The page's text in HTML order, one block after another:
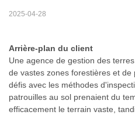
2025-04-28
Arrière-plan du client
Une agence de gestion des
de vastes zones forestières et
défis avec les méthodes
patrouilles au sol prenaient du
efficacement le terrain vaste,